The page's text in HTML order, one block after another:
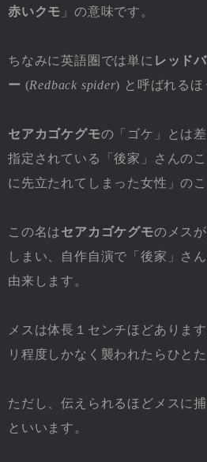
赤いクモ 」の意味です。
ちなみに英語圏では単に レッド
ー (Redback spider) と呼ばれるほ
セアカゴケグモの「ゴケ」とは
指定されている「後家」さんの
に先立たれてしまった女性」のこ
この名はセアカゴケグモのメス
しまい、自作自演で「後家」さ
由来します。
メスは体長１センチほどありま
リ程度しかなく襲われたらひと
ただし、伝えられるほどメスに
といいます。